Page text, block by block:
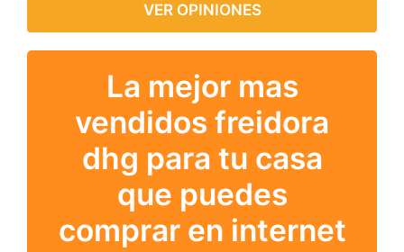
inoxidable con mango de
lavavajillas, piloto
luminoso indicador de
encendido y de que el
aceite ha alcanzado la
temperatura óptima.
VER OPINIONES
La mejor mas
vendidos freidora
dhg para tu casa
que puedes
comprar en internet